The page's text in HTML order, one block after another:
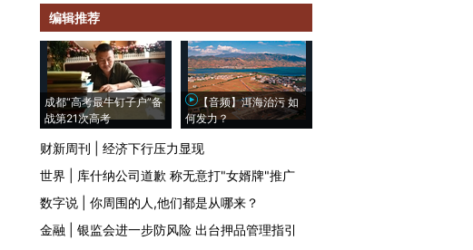
编辑推荐
成都“高考最牛钉子户”备
战第21次高考
【音频】洱海治污 如
何发力？
财新周刊
经济下行压力显现
世界
库什纳公司道歉 称无意打"女婿牌"推广
数字说
你周围的人,他们都是从哪来？
金融
银监会进一步防风险 出台押品管理指引